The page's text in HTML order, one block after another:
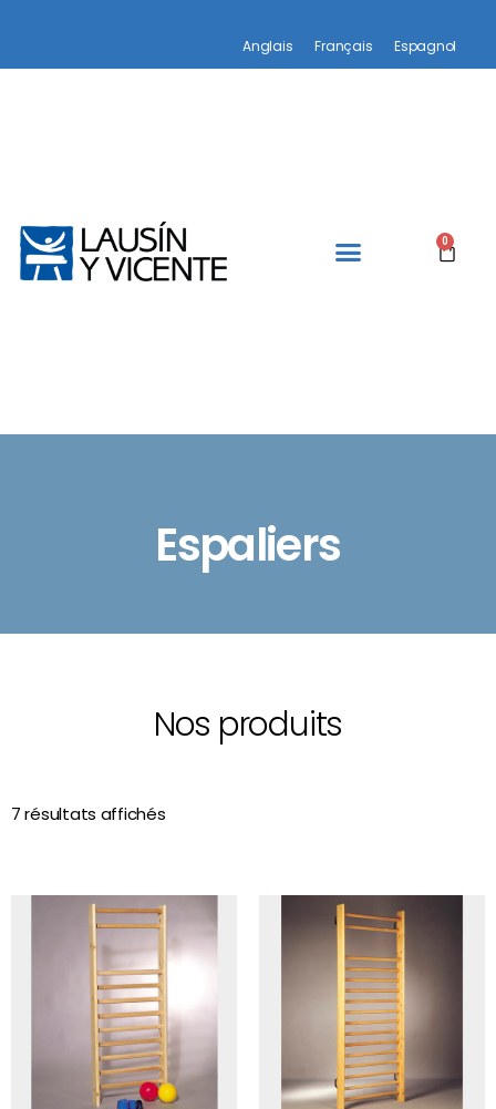
Anglais Français Espagnol
0
Espaliers
Nos produits
7 résultats affichés